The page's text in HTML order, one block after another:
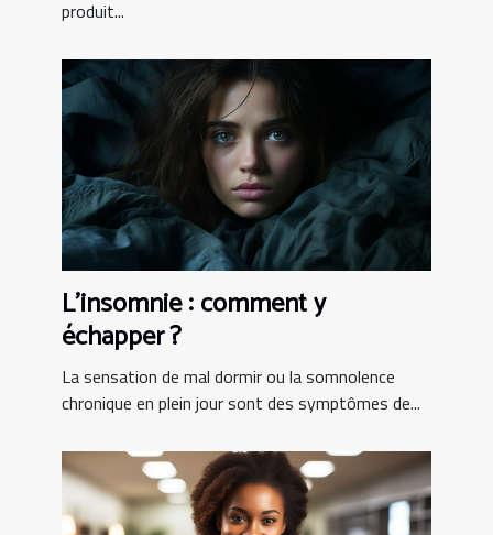
produit...
L’insomnie : comment y
échapper ?
La sensation de mal dormir ou la somnolence
chronique en plein jour sont des symptômes de...